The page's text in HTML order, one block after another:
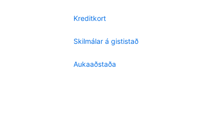
Kreditkort
Skilmálar á gististað
Aukaaðstaða